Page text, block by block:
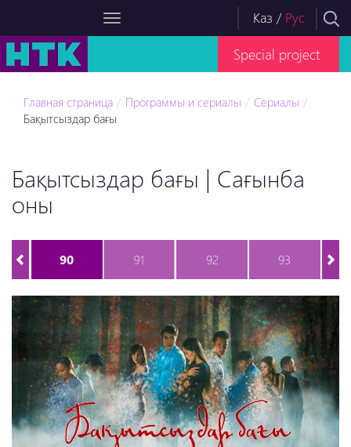
Каз / Рус
Special project
Главная страница Программы и сериалы
Сериалы
Бақытсыздар бағы
Бақытсыздар бағы | Сағынба
оны
90 91 92 93